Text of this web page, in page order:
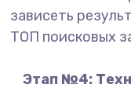
зависеть
ТОП поисковых
Этап №4: